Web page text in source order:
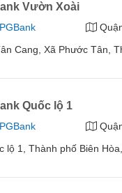
Vườn Xoài
PGBank
Cang, Xã Phước Tân,
Quốc lộ 1
PGBank
lộ 1, Thành phố Biên